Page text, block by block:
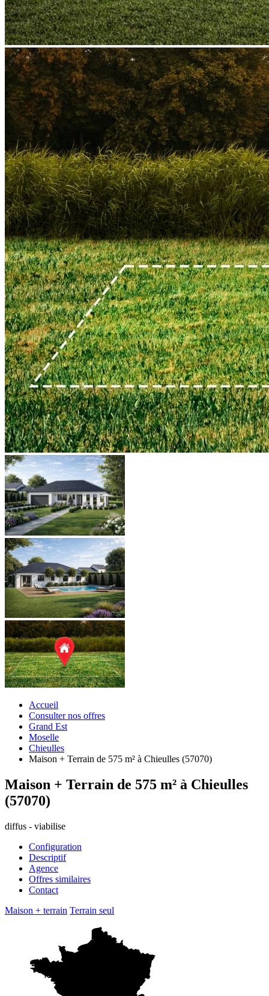
Accueil
Consulter nos offres
Grand Est
Moselle
Chieulles
Maison + Terrain de 575 m² à Chieulles (57070)
Maison + Terrain de 575 m² à Chieulles
(57070)
diffus - viabilise
Configuration
Descriptif
Agence
Offres similaires
Contact
Maison + terrain Terrain seul